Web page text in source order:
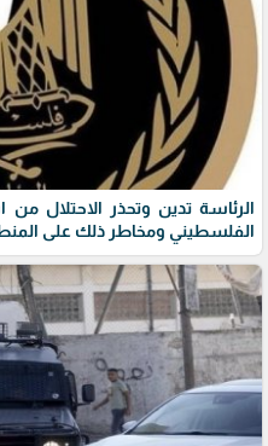
الرئاسة تدين وتحذر الاحتلال
الفلسطيني ومخاطر ذلك على